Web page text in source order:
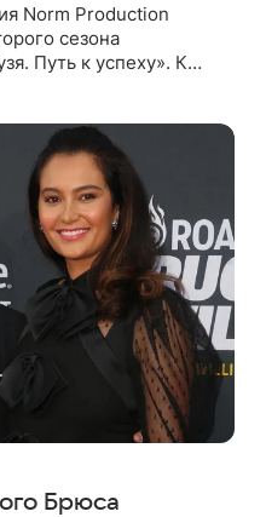
Norm Production
сезона
Путь к успеху». К
Брюса